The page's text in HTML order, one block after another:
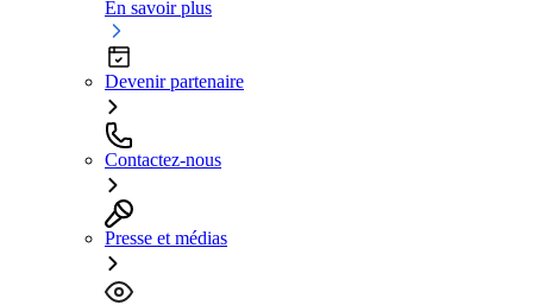
En savoir plus
Devenir partenaire
Contactez-nous
Presse et médias